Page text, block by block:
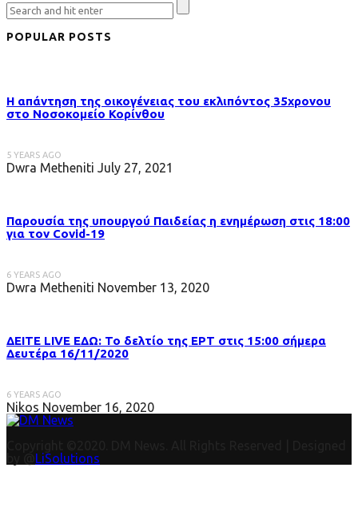
POPULAR POSTS
Η απάντηση της οικογένειας του εκλιπόντος 35χρονου
στo Νοσοκομείο Κορίνθου
5 YEARS AGO
Dwra Metheniti July 27, 2021
Παρουσία της υπουργού Παιδείας η ενημέρωση στις 18:00
για τον Covid-19
6 YEARS AGO
Dwra Metheniti November 13, 2020
ΔΕΙΤΕ LIVE ΕΔΩ: Το δελτίο της ΕΡΤ στις 15:00 σήμερα
Δευτέρα 16/11/2020
6 YEARS AGO
Nikos November 16, 2020
LiSolutions